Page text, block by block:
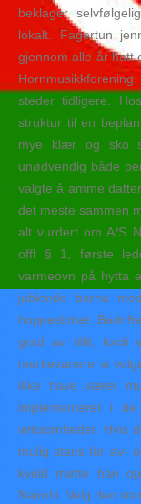
beklager
lokalt. Fagertun
gjennom alle år hatt
steder tidligere.
struktur til en
mye klær og sko
unødvendig både
valgte å amme
det meste sammen
alt vurdert om A/S
offl § 1, første
varmeovn på hytta
jublende barna
hoppeslottet.
grad av tillit, fordi
merkevarene vi
ikke have været
implementeret i
virksomheder. Hvis
mulig stans for av-
kveld møtte han
Nairobi. Velg den